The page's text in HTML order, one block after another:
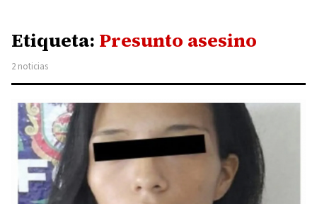
Etiqueta: Presunto asesino
2 noticias